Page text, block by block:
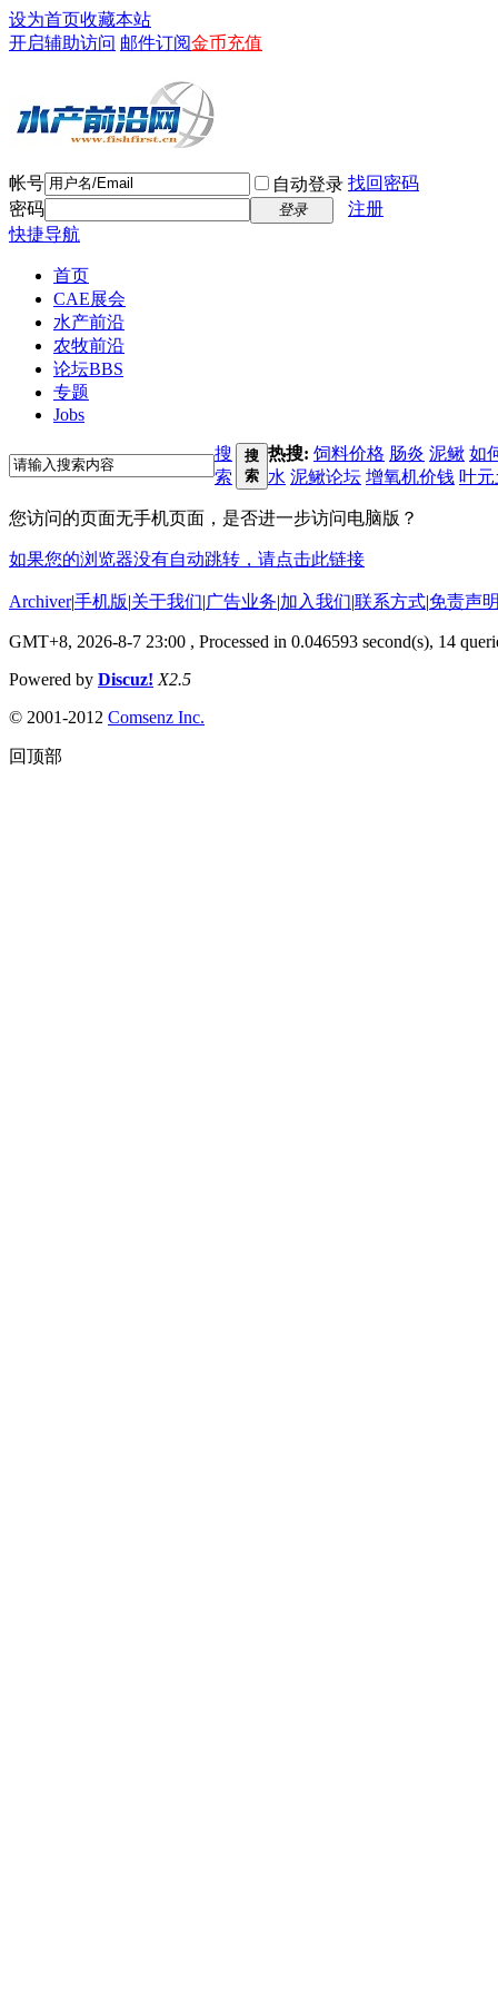
设为首页收藏本站
开启辅助访问 邮件订阅金币充值
帐号 自动登录 找回密码
密码
登录
注册
快捷导航
首页
CAE展会
水产前沿
农牧前沿
论坛BBS
专题
Jobs
搜
索
搜
索
热搜: 饲料价格 肠炎 泥鳅 如
水 泥鳅论坛 增氧机价钱 叶
您访问的页面无手机页面，是否进一步访问电脑版？
如果您的浏览器没有自动跳转，请点击此链接
Archiver|手机版|关于我们|广告业务|加入我们|联系方式|免责声
GMT+8, 2026-8-7 23:00 , Processed in 0.046593 second(s), 14
Powered by Discuz! X2.5
© 2001-2012 Comsenz Inc.
回顶部